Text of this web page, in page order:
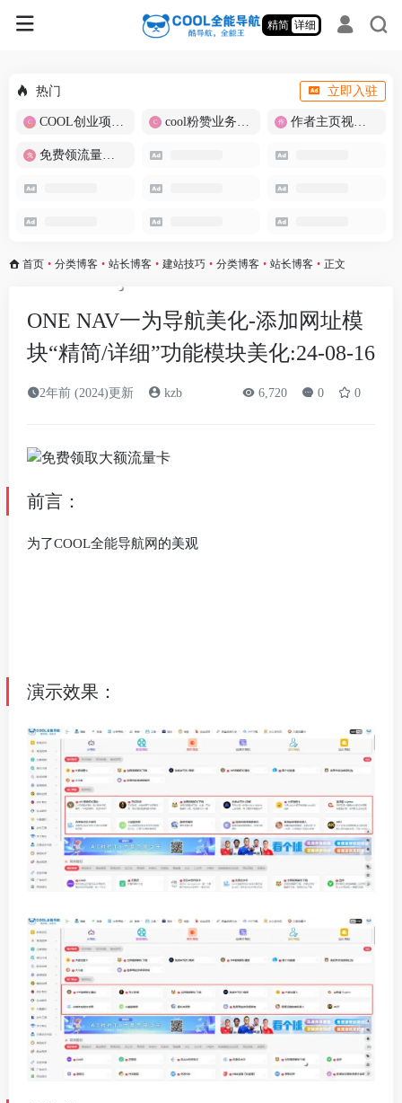
精简 详细
热门 立即入驻
COOL创业项目商城 cool粉赞业务商城【爆粉引流】 作者主页视频批量提取
免费领流量卡-包邮
首页 • 分类博客 • 站长博客 • 建站技巧 • 分类博客 • 站长博客 • 正文
ONE NAV一为导航美化-添加网址模
块“精简/详细”功能模块美化:24-08-16
2年前 (2024)更新 kzb 6,720 0 0
前言：
为了COOL全能导航网 的美观
演示效果：